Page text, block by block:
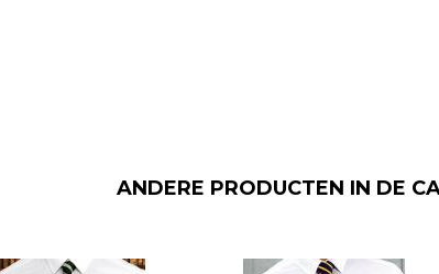
ANDERE PRODUCTEN IN DE